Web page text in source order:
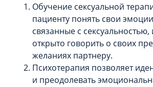
Обучение сексуальной
пациенту понять свои
связанные с сексуальностью,
открыто говорить о своих
желаниях партнеру.
Психотерапия позволяет
и преодолевать